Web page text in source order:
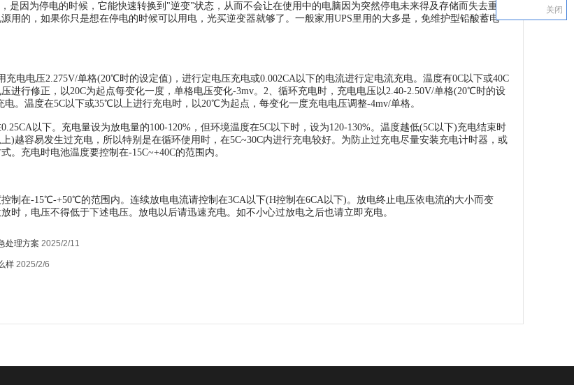
1
因为停电的时候，它能快速转换到"逆变"状态，从而不会让在使用中的电脑因为突然停电未来得及存储而失去重要
用的，如果你只是想在停电的时候可以用电，光买逆变器就够了。一般家用UPS里用的大多是，免维护型铅酸蓄电
电压2.275V/单格(20℃时的设定值)，进行定电压充电或0.002CA以下的电流进行定电流充电。温度有0C以下或40C
进行修正，以20C为起点每变化一度，单格电压变化-3mv。2、循环充电时，充电电压以2.40-2.50V/单格(20℃时的设
电。温度在5C以下或35℃以上进行充电时，以20℃为起点，每变化一度充电电压调整-4mv/单格。
以下。充电量设为放电量的100-120%，但环境温度在5C以下时，设为120-130%。温度越低(5C以下)充电结束时
)越容易发生过充电，所以特别是在循环使用时，在5C~30C内进行充电较好。为防止过充电尽量安装充电计时器，或
。充电时电池温度要控制在-15C~+40C的范围内。
在-15℃-+50℃的范围内。连续放电电流请控制在3CA以下(H控制在6CA以下)。放电终止电压依电流的大小而变
时，电压不得低于下述电压。放电以后请迅速充电。如不小心过放电之后也请立即充电。
处理方案 2025/2/11
样 2025/2/6
关闭